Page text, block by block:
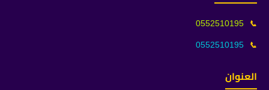
📞
0552510195
📞
0552510195
العنوان